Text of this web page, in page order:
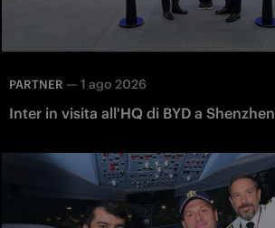
PARTNER — 1 ago 2026
Inter in visita all'HQ di BYD a Shenzhen